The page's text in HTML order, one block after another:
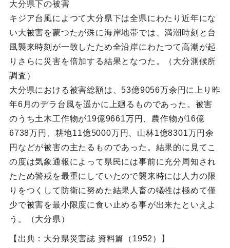
大分県下の被害
キジア台風によつて大分県下は全県にわたり近年にな
い大被害を蒙つたが殊に海岸地帯では、満潮時刻と台
風襲来時刻が一致したため全沿岸にわたつて高潮が起
りさらに災害を倍加する結果となつた。（大分測候所
調査）
大分県における被害総額は、53億9056万余円に上り昨
年6月のデラ台風を遥かに上廻るものであった。被害
のうち土木工作物が19億9661万円、農作物が16億
6738万円、耕地11億5000万円、山林1億8301万円余
円などが被害の主たるものであった。結果的に見てこ
の度は気象通報によって県民には事前に充分周知され
たため警戒を最重にしていたので襲来時には人力の限
りをつくして防衛に努めた結果人畜の犠牲は極めて僅
少で被害を最小限度に食い止める事が出来たといえよ
う。（大分県）
【出典：大分県災害誌 資料篇（1952）】